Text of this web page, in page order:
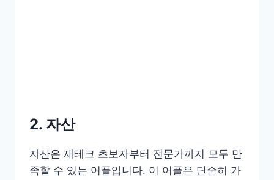
2. 자산
자산은 재테크 초보자부터 전문가까지 모두 만
족할 수 있는 어플입니다. 이 어플은 단순히 가